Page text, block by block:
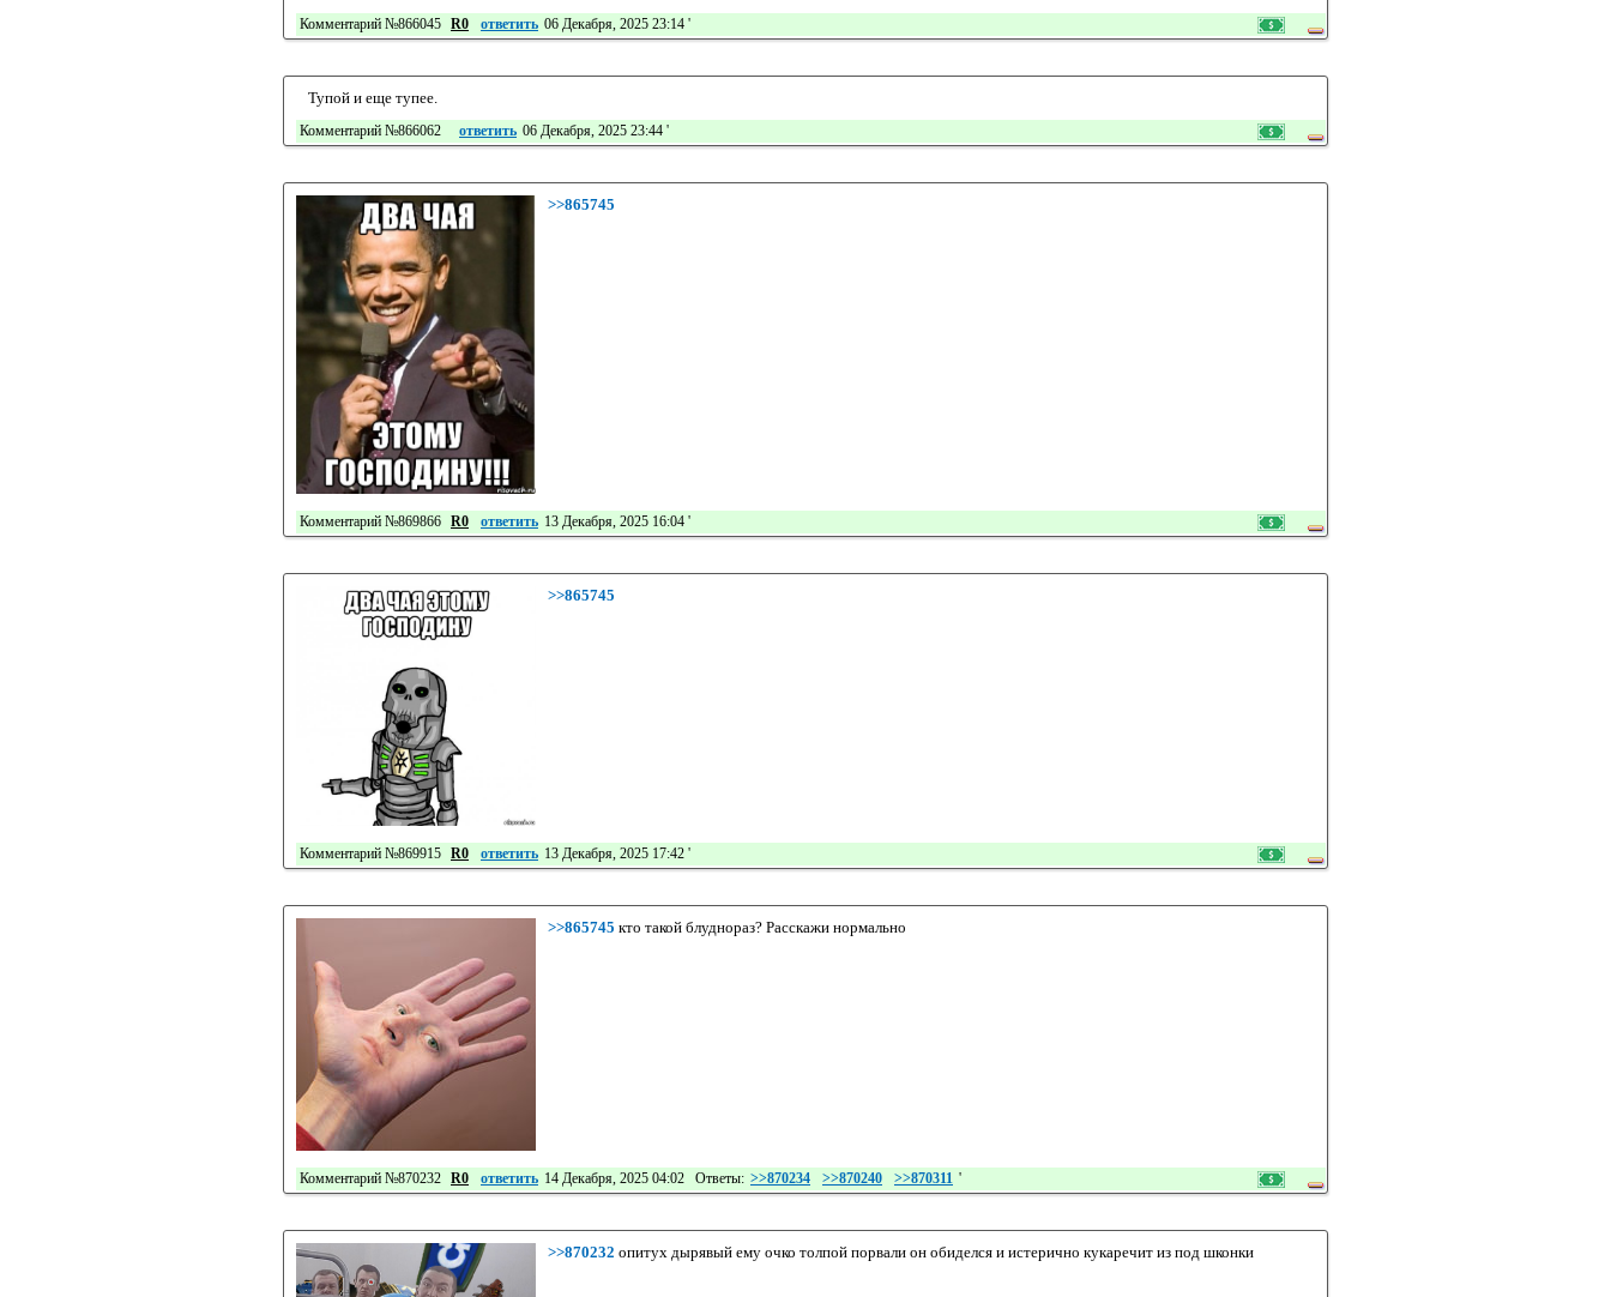
Комментарий №866045 R0 ответить 06 Декабря, 2025 23:14 '
Тупой и еще тупее.
Комментарий №866062 ответить 06 Декабря, 2025 23:44 '
>>865745
Комментарий №869866 R0 ответить 13 Декабря, 2025 16:04 '
>>865745
Комментарий №869915 R0 ответить 13 Декабря, 2025 17:42 '
>>865745 кто такой блуднораз? Расскажи нормально
Комментарий №870232 R0 ответить 14 Декабря, 2025 04:02 Ответы: >>870234 >>870240 >>870311 '
>>870232 опитух дырявый ему очко толпой порвали он обиделся и истерично кукаречит из под шконки